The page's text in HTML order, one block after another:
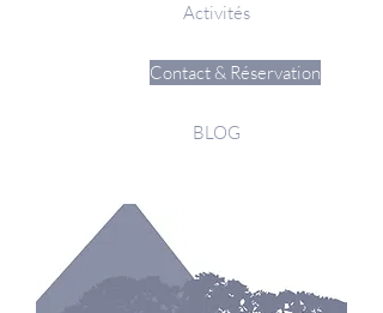
Activités
Contact & Réservation
BLOG